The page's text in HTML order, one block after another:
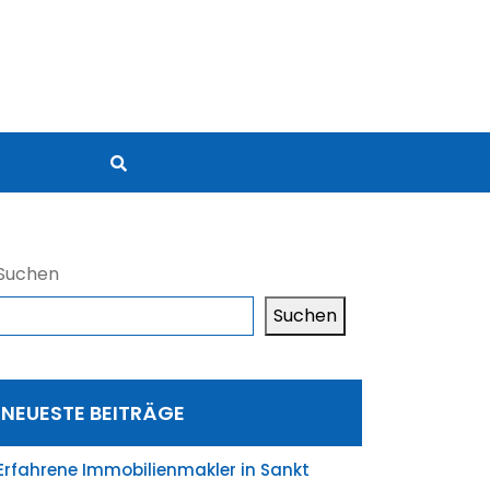
Suchen
NEUESTE BEITRÄGE
Immobilienmakler in Sankt